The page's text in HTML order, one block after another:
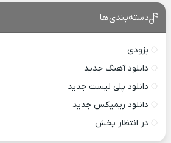
دسته‌بندی‌ها
بزودی
دانلود آهنگ جدید
دانلود پلی لیست جدید
دانلود ریمیکس جدید
در انتظار پخش